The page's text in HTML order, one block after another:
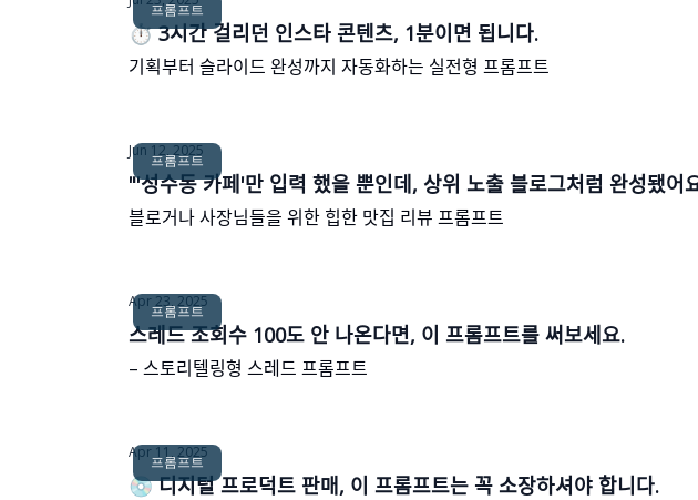
프롬프트
⏱ 3시간 걸리던 인스타 콘텐츠, 1분이면 됩니다.
기획부터 슬라이드 완성까지 자동화하는 실전형 프롬프트
프롬프트
Jun 12, 2025
"'성수동 카페'만 입력 했을 뿐인데, 상위 노출 블로그처럼
블로거나 사장님들을 위한 힙한 맛집 리뷰 프롬프트
프롬프트
Apr 23, 2025
스레드 조회수 100도 안 나온다면, 이 프롬프트를 써보세요.
– 스토리텔링형 스레드 프롬프트
프롬프트
Apr 11, 2025
💿 디지털 프로덕트 판매, 이 프롬프트는 꼭 소장하셔야 합니다.